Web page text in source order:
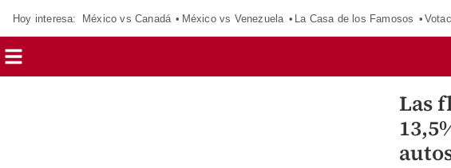
Hoy interesa: México vs Canadá México vs Venezuela La Casa de los Famosos
Las